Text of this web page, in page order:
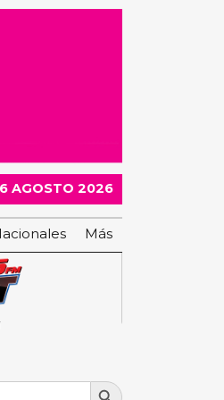
6 AGOSTO 2026
Más
Search Button